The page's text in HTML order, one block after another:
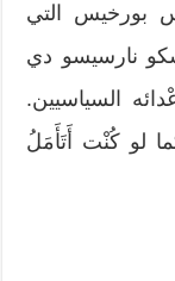
بورخيس التي
نارسيسو دي
السياسيين.
لو كُنْت أَتَأَمَلُ